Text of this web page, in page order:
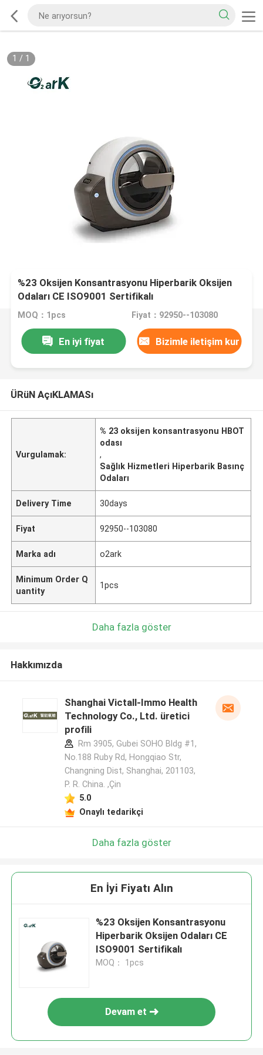
1 / 1
%23 Oksijen Konsantrasyonu Hiperbarik Oksijen
Odaları CE ISO9001 Sertifikalı
MOQ：1pcs Fiyat：92950--103080
En iyi fiyat Bizimle iletişim kur
ÜRüN AçıKLAMASı
Vurgulamak:
% 23 oksijen konsantrasyonu HBOT
odası
,
Sağlık Hizmetleri Hiperbarik Basınç
Odaları
Delivery Time 30days
Fiyat 92950--103080
Marka adı o2ark
Minimum Order Q
uantity
1pcs
Daha fazla göster
Hakkımızda
Shanghai Victall-Immo Health
Technology Co., Ltd. üretici
profili
Rm 3905, Gubei SOHO Bldg #1,
No.188 Ruby Rd, Hongqiao Str,
Changning Dist, Shanghai, 201103,
P. R. China. ,Çin
5.0
Onaylı tedarikçi
Daha fazla göster
En İyi Fiyatı Alın
%23 Oksijen Konsantrasyonu
Hiperbarik Oksijen Odaları CE
ISO9001 Sertifikalı
MOQ： 1pcs
Devam et